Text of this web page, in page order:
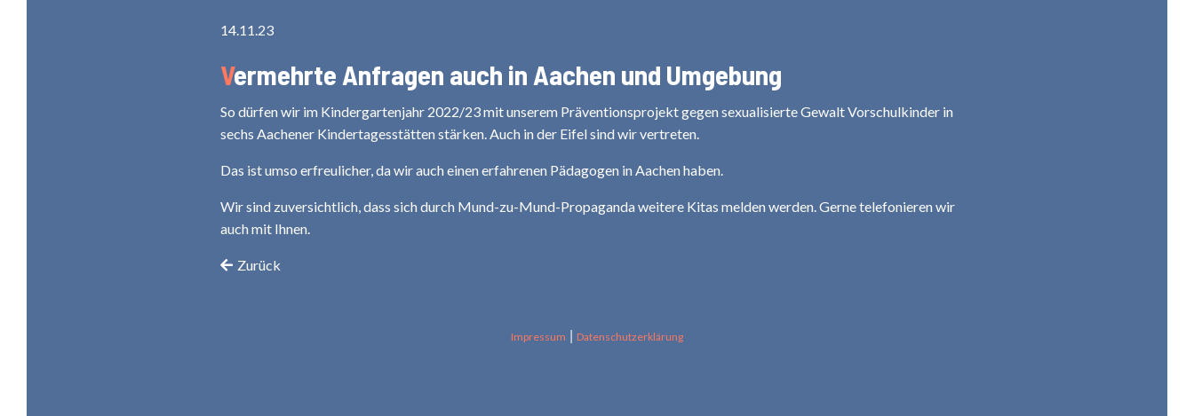
14.11.23
Vermehrte Anfragen auch in Aachen und Umgebung
So dürfen wir im Kindergartenjahr 2022/23 mit unserem Präventionsprojekt gegen sexualisierte Gewalt Vorschulkinder in
sechs Aachener Kindertagesstätten stärken. Auch in der Eifel sind wir vertreten.
Das ist umso erfreulicher, da wir auch einen erfahrenen Pädagogen in Aachen haben.
Wir sind zuversichtlich, dass sich durch Mund-zu-Mund-Propaganda weitere Kitas melden werden. Gerne telefonieren wir
auch mit Ihnen.
Zurück
Impressum | Datenschutzerklärung